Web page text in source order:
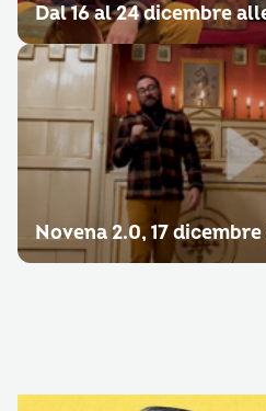
Dal 16 al 24 dicembre
Novena 2.0, 17